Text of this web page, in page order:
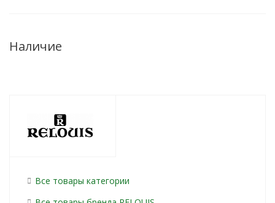
Наличие
Все товары категории